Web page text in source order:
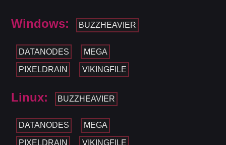
Windows: BUZZHEAVIER
DATANODES MEGA
PIXELDRAIN VIKINGFILE
Linux: BUZZHEAVIER
DATANODES MEGA
PIXELDRAIN VIKINGFILE